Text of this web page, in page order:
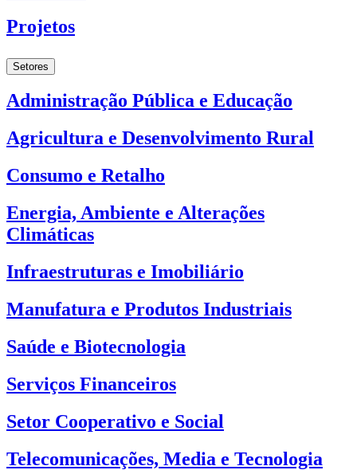
Projetos
Setores
Administração Pública e Educação
Agricultura e Desenvolvimento Rural
Consumo e Retalho
Energia, Ambiente e Alterações
Climáticas
Infraestruturas e Imobiliário
Manufatura e Produtos Industriais
Saúde e Biotecnologia
Serviços Financeiros
Setor Cooperativo e Social
Telecomunicações, Media e Tecnologia